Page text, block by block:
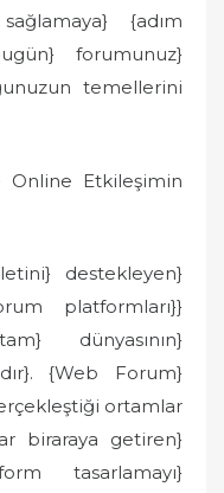
{adım
forumunuz}
temellerini
Etkileşimin
destekleyen}
platformları}}
dünyasının}
{Web Forum}
ortamlar
biraraya getiren}
tasarlamayı}